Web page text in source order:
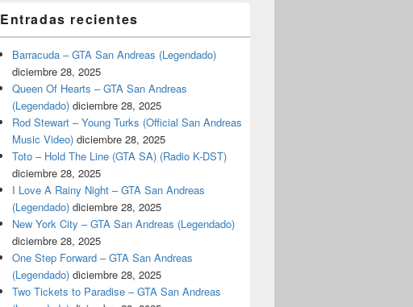
Entradas recientes
Barracuda – GTA San Andreas (Legendado)
diciembre 28, 2025
Queen Of Hearts – GTA San Andreas
(Legendado) diciembre 28, 2025
Rod Stewart – Young Turks (Official San Andreas
Music Video) diciembre 28, 2025
Toto – Hold The Line (GTA SA) (Radio K-DST)
diciembre 28, 2025
I Love A Rainy Night – GTA San Andreas
(Legendado) diciembre 28, 2025
New York City – GTA San Andreas (Legendado)
diciembre 28, 2025
One Step Forward – GTA San Andreas
(Legendado) diciembre 28, 2025
Two Tickets to Paradise – GTA San Andreas